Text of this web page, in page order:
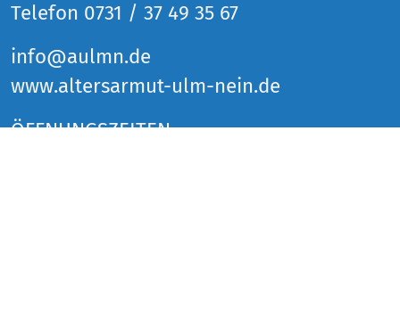
Telefon 0731 / 37 49 35 67
info@aulmn.de
www.altersarmut-ulm-nein.de
ÖFFNUNGSZEITEN